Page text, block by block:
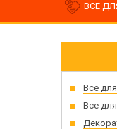
ВСЕ
Баттер
Воск
Для
Клей
Все
Все